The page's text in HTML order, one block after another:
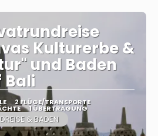
Kulturerbe &
und Baden
Bali
2 FLÜGE/TRANSPORTE
1 ÜBERTRAGUNG
& BADEN